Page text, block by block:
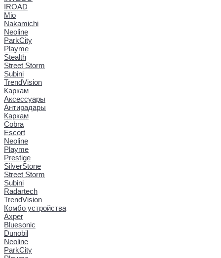
IROAD
Mio
Nakamichi
Neoline
ParkCity
Playme
Stealth
Street Storm
Subini
TrendVision
Каркам
Аксессуары
Антирадары
Каркам
Cobra
Escort
Neoline
Playme
Prestige
SilverStone
Street Storm
Subini
Radartech
TrendVision
Комбо устройства
Axper
Bluesonic
Dunobil
Neoline
ParkCity